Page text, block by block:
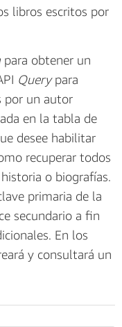
libros escritos por
para obtener un
Querypara
por un autor
en la tabla de
desee habilitar
recuperar todos
o biografías.
primaria de la
secundario a fin
En los
y consultará un